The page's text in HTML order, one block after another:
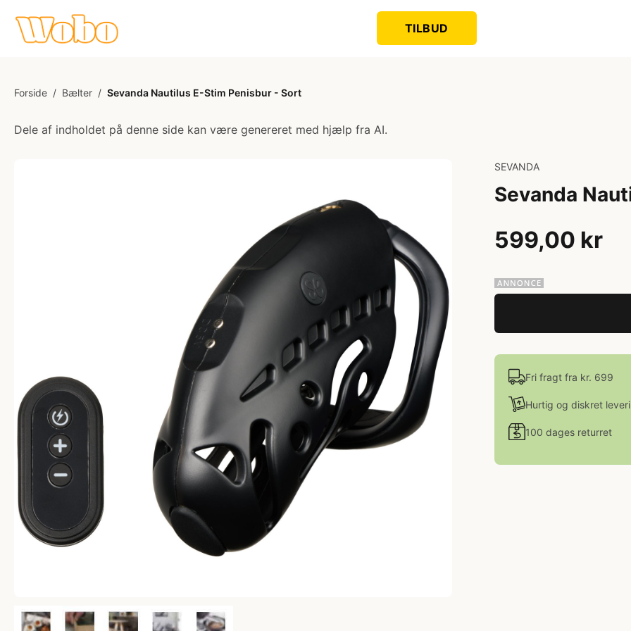
TILBUD
Forside / Bælter / Sevanda Nautilus E-Stim Penisbur - Sort
Dele af indholdet på denne side kan være genereret med hjælp fra AI.
SEVANDA
Sevanda
599,00 kr
Fri fragt fra kr. 699
Hurtig og diskret
100 dages returret